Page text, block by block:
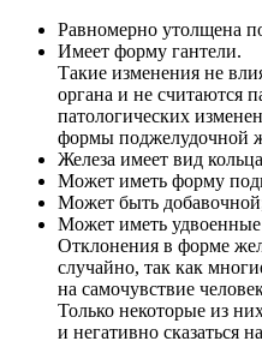
Равномерно утолщена
Имеет форму гантели.
Такие изменения не
органа и не считаются
патологических
формы поджелудочной
Железа имеет вид
Может иметь форму
Может быть
Может иметь удвоенные
Отклонения в форме
случайно, так как
на самочувствие
Только некоторые из
и негативно сказаться